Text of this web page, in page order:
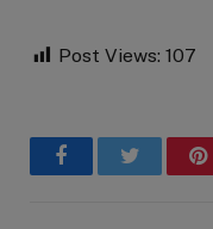
Post Views: 107
FacebookTwitter